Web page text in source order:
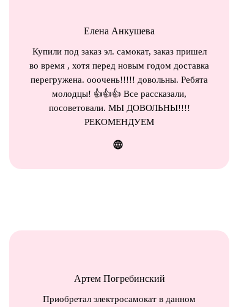
Елена Анкушева
Купили под заказ эл. самокат, заказ пришел
во время , хотя перед новым годом доставка
перегружена. ооочень!!!!! довольны. Ребята
молодцы! 👍👍👍 Все рассказали,
посоветовали. МЫ ДОВОЛЬНЫ!!!!
РЕКОМЕНДУЕМ
Артем Погребинский
Приобретал электросамокат в данном